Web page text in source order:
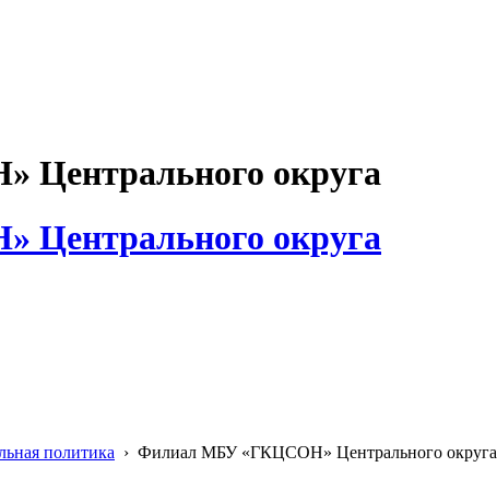
округа
округа
политика › Филиал МБУ «ГКЦСОН» Центрального округа